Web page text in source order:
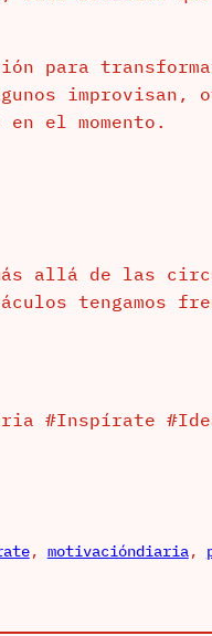
para
improvisan,
el momento.
allá de las
tengamos
#Inspírate
, motivacióndiaria,